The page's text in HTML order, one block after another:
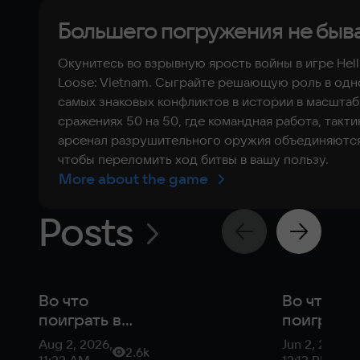
Большего погружения не
Окунитесь во взрывную ярость войны в игре
Loose: Vietnam. Сыграйте решающую роль в
самых знаковых конфликтов в истории в
сражениях 50 на 50, где командная работа,
арсенал разрушительного оружия
чтобы переломить ход битвы в вашу пользу.
More about the game
Posts
Во что
поиграть в
августе 2026:
Aug 2, 2026,
2.6k
Во что
поиграть
июне
Jun 2, 2026,